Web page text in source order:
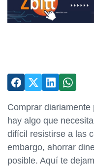
Comprar
hay algo que
difícil resistirse a las
embargo, ahorrar
posible. Aquí te